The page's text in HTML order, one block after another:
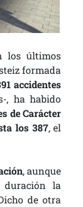
los últimos
formada
accidentes
, ha habido
de Carácter
los 387, el
, aunque
duración la
de otra